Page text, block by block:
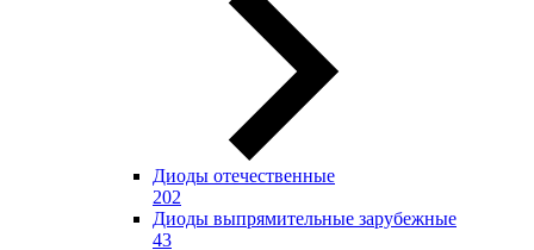
Диоды отечественные
202
Диоды выпрямительные зарубежные
43